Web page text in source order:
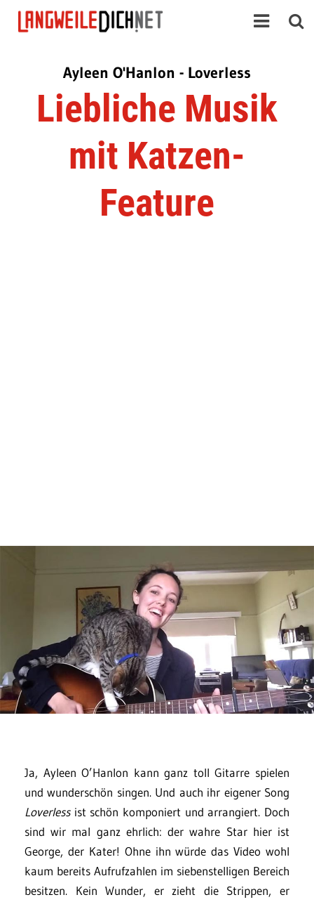
Ayleen O'Hanlon - Loverless
Liebliche Musik
mit Katzen-
Feature
Ja, Ayleen O’Hanlon kann ganz toll Gitarre spielen
und wunderschön singen. Und auch ihr eigener Song
Loverlessist schön komponiert und arrangiert. Doch
sind wir mal ganz ehrlich: der wahre Star hier ist
George, der Kater! Ohne ihn würde das Video wohl
kaum bereits Aufrufzahlen im siebenstelligen Bereich
besitzen. Kein Wunder, er zieht die Strippen, er